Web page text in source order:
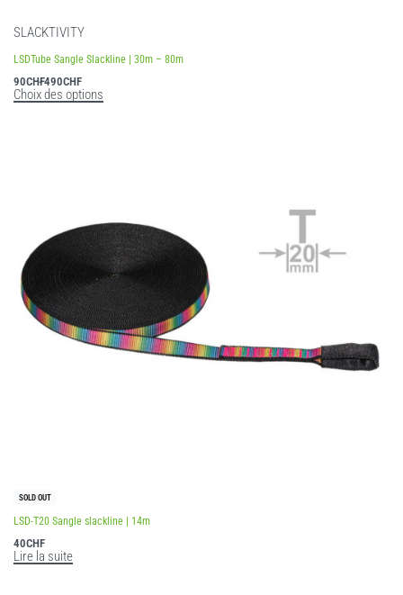
SLACKTIVITY
LSDTube Sangle Slackline | 30m – 80m
90CHF490CHF
Choix des options
SOLD OUT
LSD-T20 Sangle slackline | 14m
40CHF
Lire la suite